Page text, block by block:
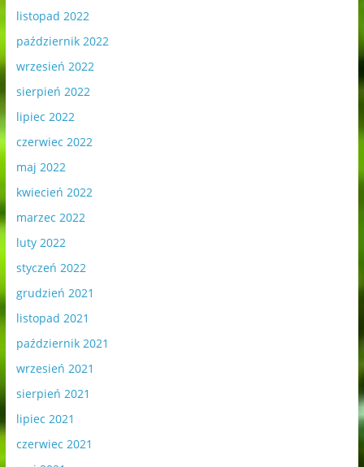
listopad 2022
październik 2022
wrzesień 2022
sierpień 2022
lipiec 2022
czerwiec 2022
maj 2022
kwiecień 2022
marzec 2022
luty 2022
styczeń 2022
grudzień 2021
listopad 2021
październik 2021
wrzesień 2021
sierpień 2021
lipiec 2021
czerwiec 2021